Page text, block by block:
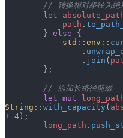
// 转换相对路径为
        let
            path
.
        }
else {
            std
:: env ::
                .
                .
join (
        };
        // 添加长路径前缀
        let
mut
String :: with_capacity (
+ 4 );
        long_path
.